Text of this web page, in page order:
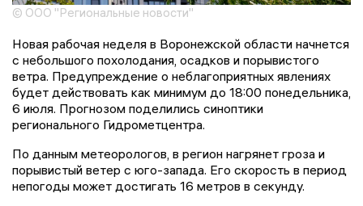
© ООО "Региональные новости"
Новая рабочая неделя в Воронежской области начнется
с небольшого похолодания, осадков и порывистого
ветра. Предупреждение о неблагоприятных явлениях
будет действовать как минимум до 18:00 понедельника,
6 июля. Прогнозом поделились синоптики
регионального Гидрометцентра.
По данным метеорологов, в регион нагрянет гроза и
порывистый ветер с юго-запада. Его скорость в период
непогоды может достигать 16 метров в секунду.